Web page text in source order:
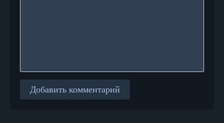
Добавить комментарий